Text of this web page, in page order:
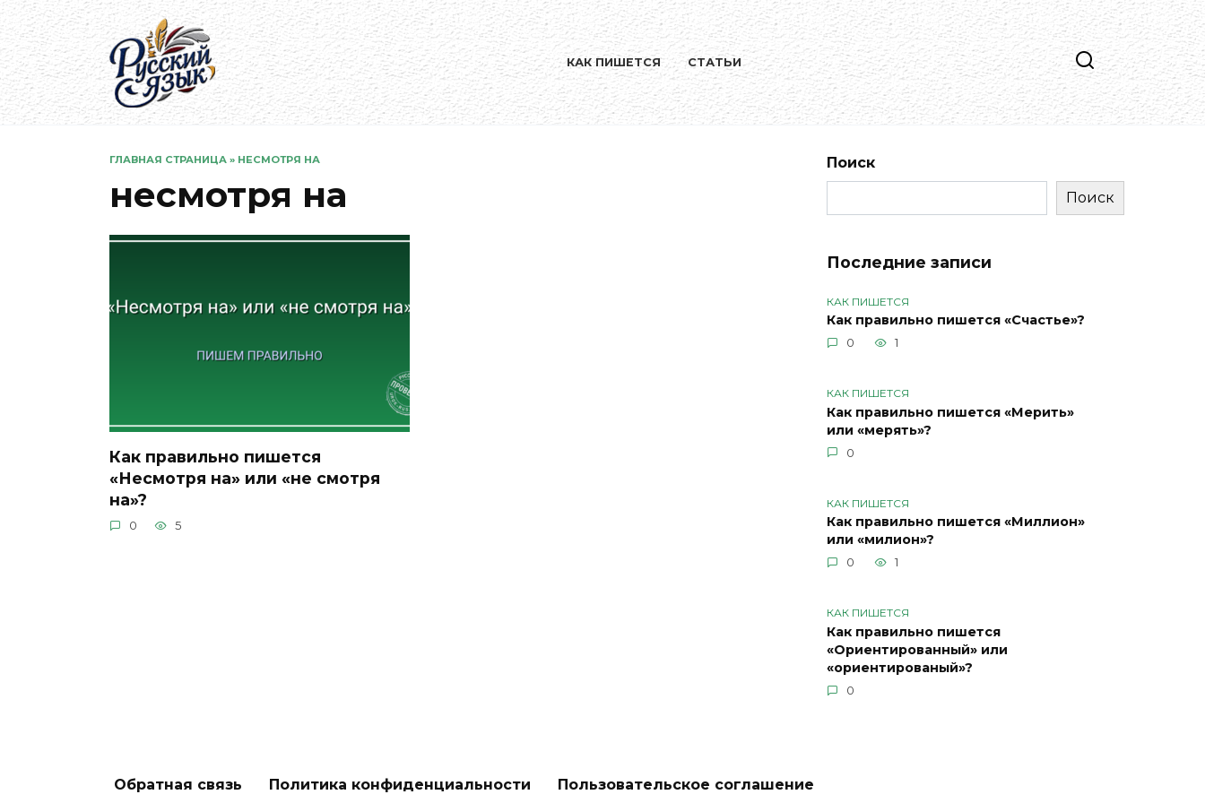
Перейти
к
содержанию
КАК ПИШЕТСЯ СТАТЬИ
ГЛАВНАЯ СТРАНИЦА » НЕСМОТРЯ НА
несмотря на
Как правильно пишется
«Несмотря на» или «не смотря
на»?
0 5
Поиск
Поиск
Последние записи
КАК ПИШЕТСЯ
Как правильно пишется «Счастье»?
0 1
КАК ПИШЕТСЯ
Как правильно пишется «Мерить»
или «мерять»?
0
КАК ПИШЕТСЯ
Как правильно пишется «Миллион»
или «милион»?
0 1
КАК ПИШЕТСЯ
Как правильно пишется
«Ориентированный» или
«ориентированый»?
0
Обратная связь Политика конфиденциальности Пользовательское соглашение